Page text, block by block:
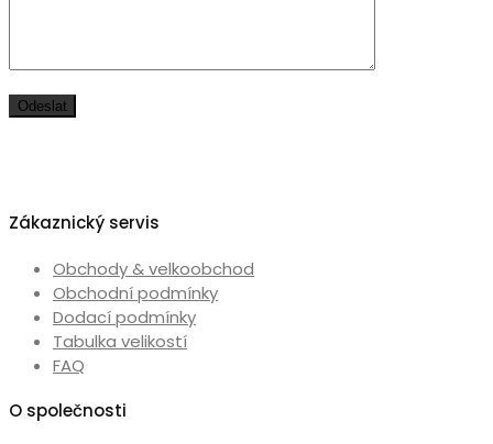
Zákaznický servis
Obchody & velkoobchod
Obchodní podmínky
Dodací podmínky
Tabulka velikostí
FAQ
O společnosti